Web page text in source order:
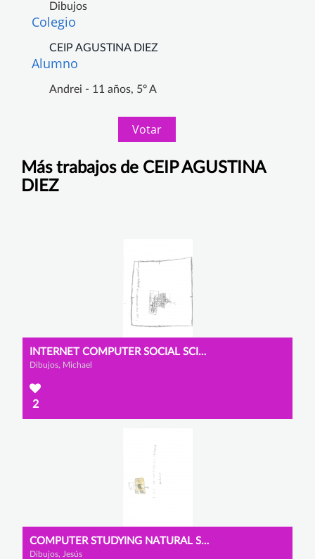
Dibujos
Colegio
CEIP AGUSTINA DIEZ
Alumno
Andrei - 11 años, 5º A
Votar
Más trabajos de CEIP AGUSTINA
DIEZ
INTERNET COMPUTER SOCIAL SCIENCES
Dibujos, Michael
2
COMPUTER STUDYING NATURAL SCIENCES
Dibujos, Jesús